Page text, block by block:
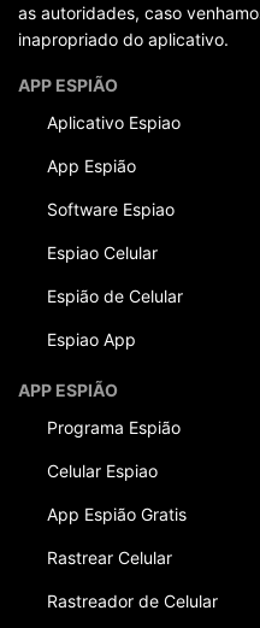
as autoridades, caso
inapropriado do aplicativo.
APP ESPIÃO
Aplicativo Espiao
App Espião
Software Espiao
Espiao Celular
Espião de Celular
Espiao App
APP ESPIÃO
Programa Espião
Celular Espiao
App Espião Gratis
Rastrear Celular
Rastreador de Celular